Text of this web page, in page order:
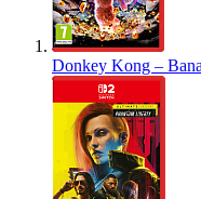
Donkey Kong –